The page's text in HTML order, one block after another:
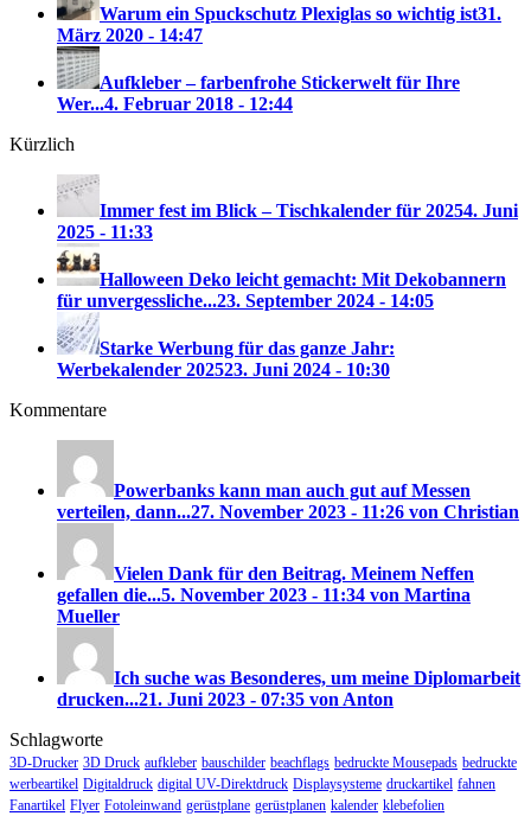
Warum ein Spuckschutz Plexiglas so wichtig ist31.
März 2020 - 14:47
Aufkleber – farbenfrohe Stickerwelt für Ihre
Wer...4. Februar 2018 - 12:44
Kürzlich
Immer fest im Blick – Tischkalender für 20254. Juni
2025 - 11:33
Halloween Deko leicht gemacht: Mit Dekobannern
für unvergessliche...23. September 2024 - 14:05
Starke Werbung für das ganze Jahr:
Werbekalender 202523. Juni 2024 - 10:30
Kommentare
Powerbanks kann man auch gut auf Messen
verteilen, dann...27. November 2023 - 11:26 von Christian
Vielen Dank für den Beitrag. Meinem Neffen
gefallen die...5. November 2023 - 11:34 von Martina
Mueller
Ich suche was Besonderes, um meine Diplomarbeit
drucken...21. Juni 2023 - 07:35 von Anton
Schlagworte
3D-Drucker 3D Druck aufkleber bauschilder beachflags bedruckte Mousepads bedruckte
werbeartikel Digitaldruck digital UV-Direktdruck Displaysysteme druckartikel fahnen
Fanartikel Flyer Fotoleinwand gerüstplane gerüstplanen kalender klebefolien